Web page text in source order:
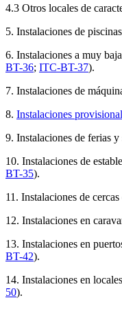
4.3 Otros locales de
5. Instalaciones de
6. Instalaciones a muy
BT-36; ITC-BT-37).
7. Instalaciones de
8. Instalaciones
9. Instalaciones de ferias y
10. Instalaciones de
BT-35).
11. Instalaciones de
12. Instalaciones en
13. Instalaciones en
BT-42).
14. Instalaciones en
50).